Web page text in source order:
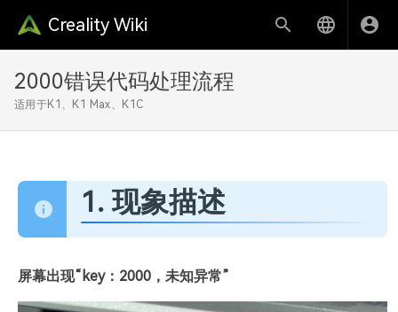
Creality Wiki
2000错误代码处理流程
适用于K1、K1 Max、K1C
1. 现象描述
屏幕出现“key：2000，未知异常”